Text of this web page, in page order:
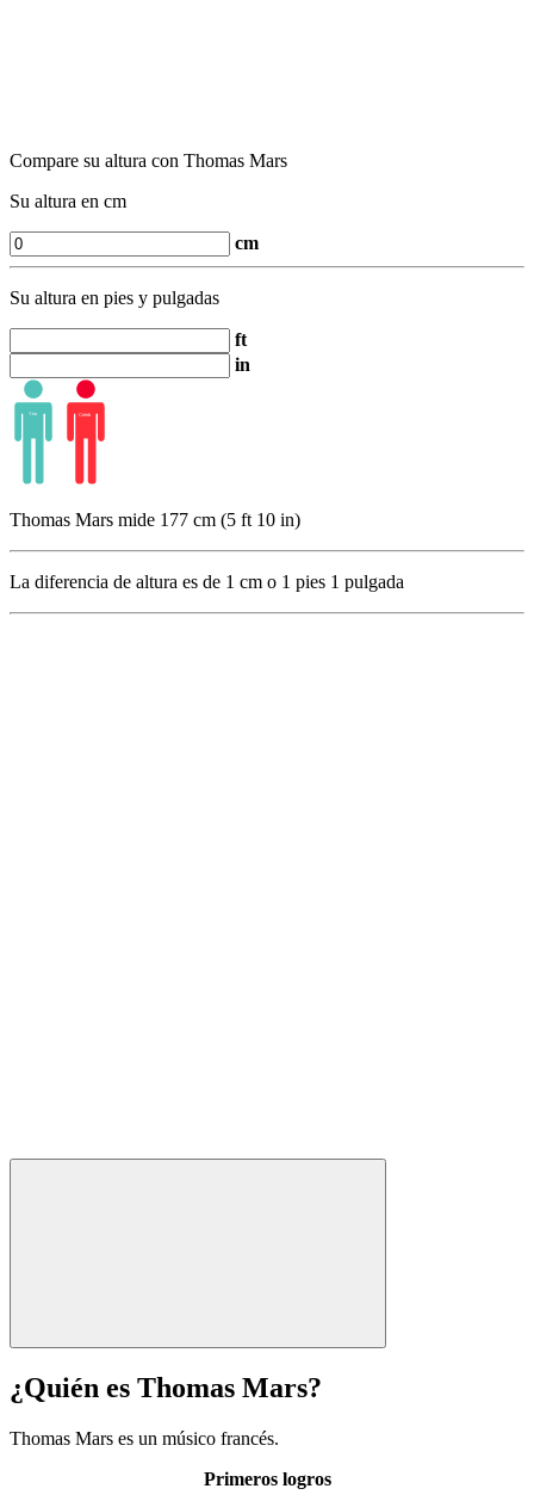
Compare su altura con Thomas Mars
Su altura en cm
cm
Su altura en pies y pulgadas
ft
in
Thomas Mars mide 177 cm (5 ft 10 in)
La diferencia de altura es de 1 cm o 1 pies 1 pulgada
¿Quién es Thomas Mars?
Thomas Mars es un músico francés.
Primeros logros